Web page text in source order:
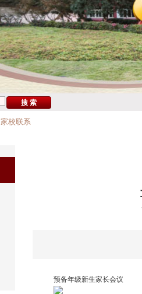
家校联系
预备年级新生家长会议